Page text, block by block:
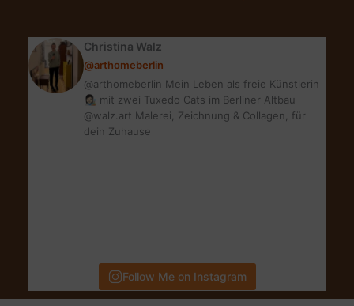
Christina Walz
@arthomeberlin
@arthomeberlin Mein Leben als freie Künstlerin
👩🏻‍🎨 mit zwei Tuxedo Cats im Berliner Altbau
@walz.art Malerei, Zeichnung & Collagen, für
dein Zuhause
Follow Me on Instagram